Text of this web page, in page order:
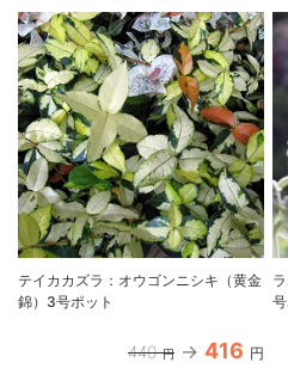
テイカカズラ：オウゴンニシキ（黄金
錦）3号ポット
440 円 416 円